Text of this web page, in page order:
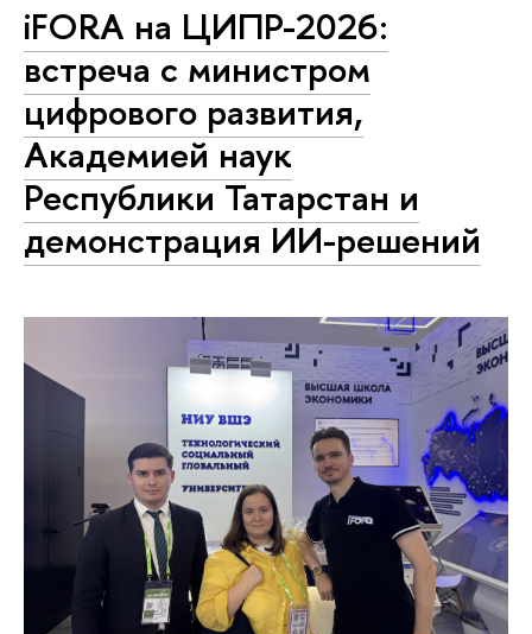
iFORA на ЦИПР-2026:
встреча с министром
цифрового развития,
Академией наук
Республики Татарстан и
демонстрация ИИ-решений